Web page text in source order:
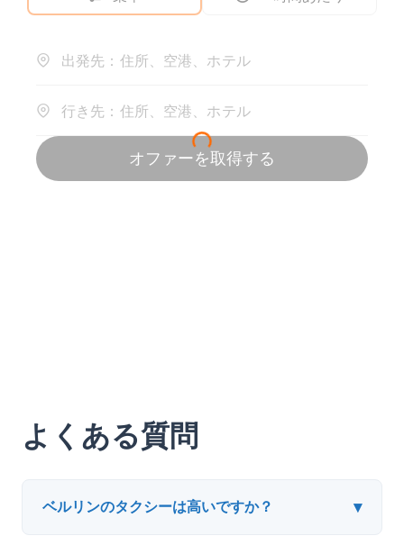
よくある質問
ベルリンのタクシーは高いですか？ ▾